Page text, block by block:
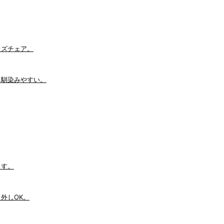
チェア。
染みやすい。
。
しOK。